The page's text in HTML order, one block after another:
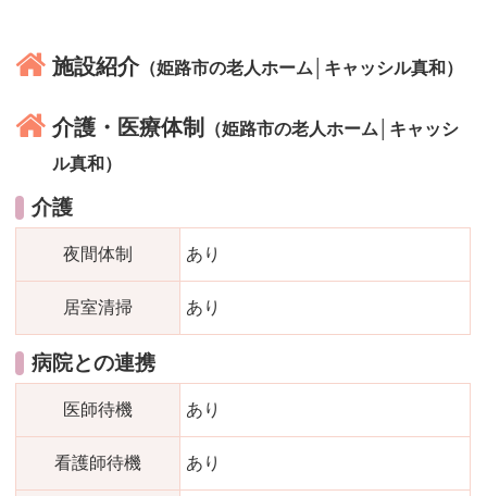
施設紹介（姫路市の老人ホーム│キャッシル真和）
介護・医療体制
（姫路市の老人ホーム│キャッシ
ル真和）
介護
夜間体制 あり
居室清掃 あり
病院との連携
医師待機 あり
看護師待機 あり